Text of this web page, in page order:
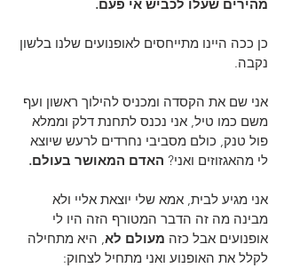
מהירים שעלו לכביש אי פעם.
כן ככה היינו מתייחסים לאופנועים שלנו בלשון
נקבה.
אני שם את הקסדה ומכניס להילוך ראשון ועף
משם כמו טיל, אני נכנס לתחנת דלק וממלא
פול טנק, כולם מסביבי נחרדים לרעש שיוצא
לי מהאגזוזים ואני? האדם המאושר בעולם.
אני מגיע לבית, אמא שלי יוצאת אליי ולא
מבינה מה זה הדבר המטורף הזה היו לי
אופנועים אבל כזה מעולם לא, היא מתחילה
לקלל את האופנוע ואני מתחיל לצחוק: